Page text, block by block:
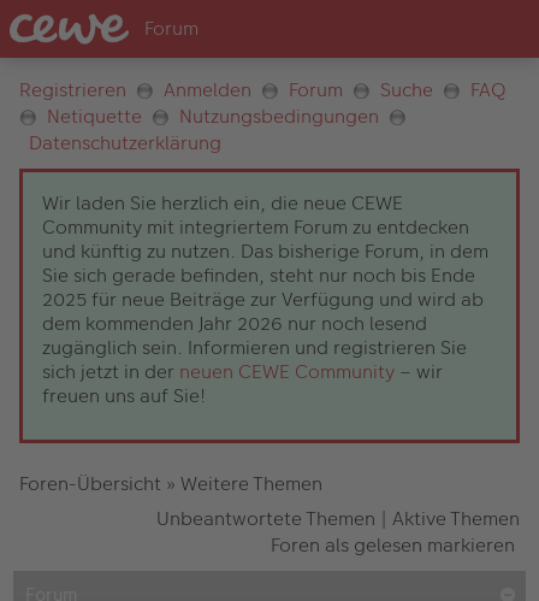
Registrieren Anmelden Forum Suche
FAQ
Netiquette
Nutzungsbedingungen
Datenschutzerklärung
Wir laden Sie herzlich ein, die neue CEWE
Community mit integriertem Forum zu entdecken
und künftig zu nutzen. Das bisherige Forum, in dem
Sie sich gerade befinden, steht nur noch bis Ende
2025 für neue Beiträge zur Verfügung und wird ab
dem kommenden Jahr 2026 nur noch lesend
zugänglich sein. Informieren und registrieren Sie
sich jetzt in der neuen CEWE Community – wir
freuen uns auf Sie!
Foren-Übersicht » Weitere Themen
Unbeantwortete Themen | Aktive Themen
Foren als gelesen markieren